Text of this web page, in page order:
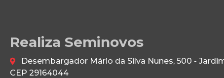
Realiza Seminovos
Desembargador Mário da Silva Nunes, 500 -
CEP 29164044